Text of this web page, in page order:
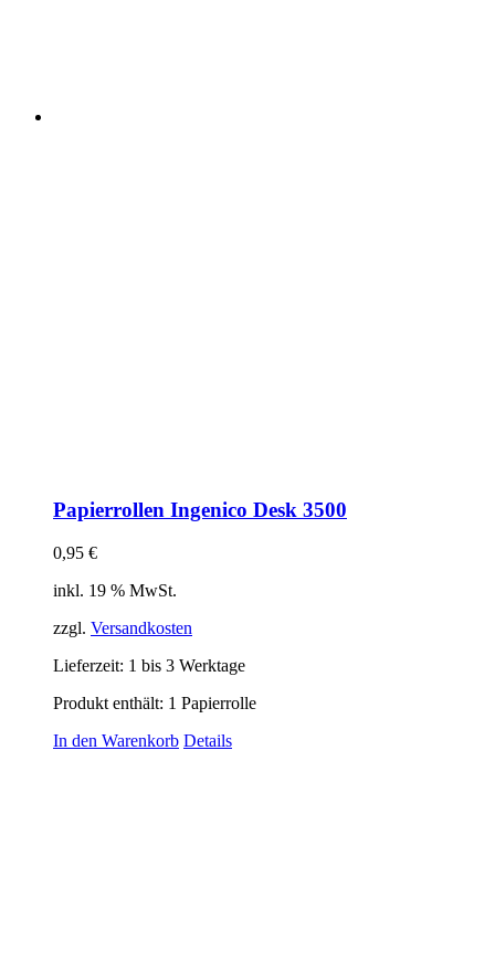
Papierrollen Ingenico Desk 3500
0,95 €
inkl. 19 % MwSt.
zzgl. Versandkosten
Lieferzeit: 1 bis 3 Werktage
Produkt enthält: 1 Papierrolle
In den Warenkorb Details